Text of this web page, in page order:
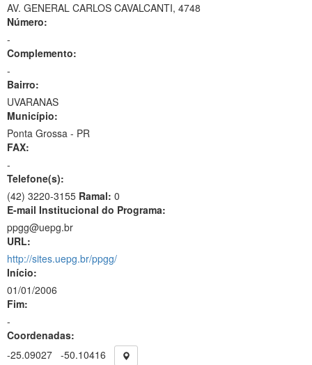
AV. GENERAL CARLOS CAVALCANTI, 4748
Número:
-
Complemento:
-
Bairro:
UVARANAS
Município:
Ponta Grossa - PR
FAX:
-
Telefone(s):
(42) 3220-3155 Ramal: 0
E-mail Institucional do Programa:
ppgg@uepg.br
URL:
http://sites.uepg.br/ppgg/
Início:
01/01/2006
Fim:
-
Coordenadas:
-25.09027 -50.10416